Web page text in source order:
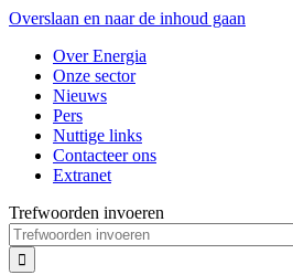
Overslaan en naar de inhoud gaan
Over Energia
Onze sector
Nieuws
Pers
Nuttige links
Contacteer ons
Extranet
Trefwoorden invoeren